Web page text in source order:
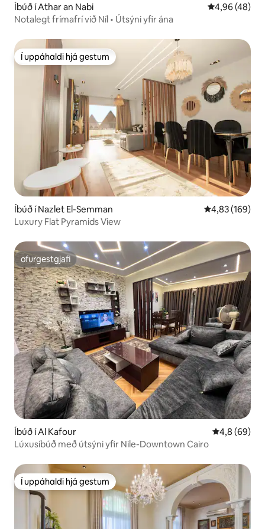
Íbúð í Athar an Nabi 4,96 af 5 í
4,96 (48)
Notalegt frímafrí við Níl • Útsýni yfir ána
Í uppáhaldi hjá gestum
Í uppáhaldi hjá gestum
Íbúð í Nazlet El-Semman 4,83 af 5 í
4,83 (169)
Luxury Flat Pyramids View
ofurgestgjafi
ofurgestgjafi
Íbúð í Al Kafour 4,8 af 5 í
4,8 (69)
Lúxusíbúð með útsýni yfir Nile-Downtown Cairo
Í uppáhaldi hjá gestum
Í uppáhaldi hjá gestum